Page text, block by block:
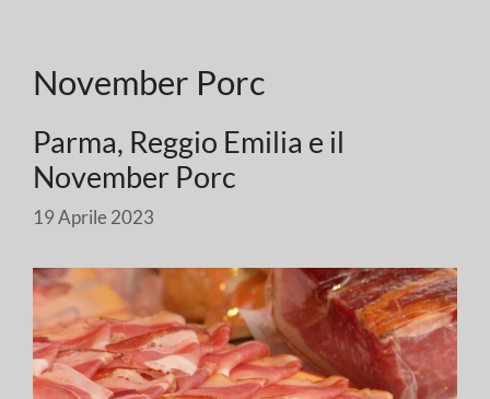
November Porc
Parma, Reggio Emilia e il
November Porc
19 Aprile 2023